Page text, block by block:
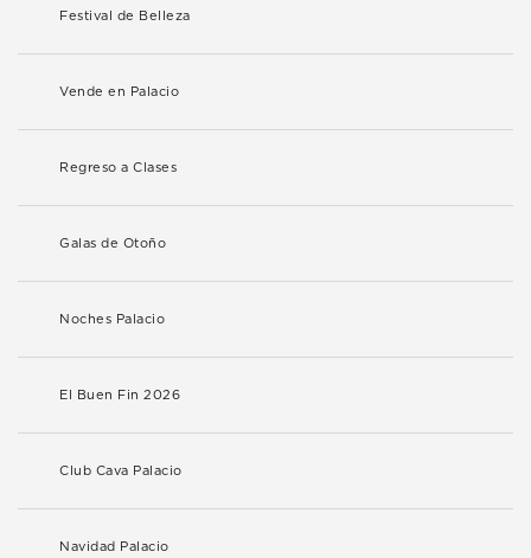
Festival de Belleza
Vende en Palacio
Regreso a Clases
Galas de Otoño
Noches Palacio
El Buen Fin 2026
Club Cava Palacio
Navidad Palacio